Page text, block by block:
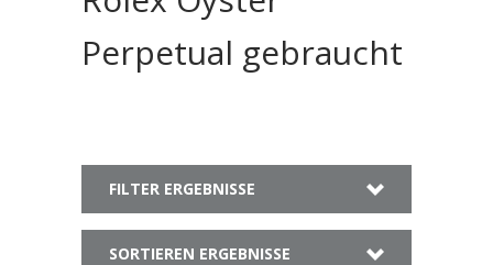
Perpetual gebraucht
FILTER ERGEBNISSE
SORTIEREN ERGEBNISSE